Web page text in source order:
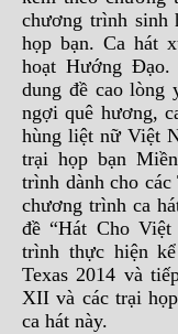
chương trình sinh
họp bạn. Ca hát
hoạt Hướng
dung đề cao lòng
ngợi quê hương,
hùng liệt nữ Việt
trại họp bạn
trình dành cho
chương trình ca
đề “Hát Cho
trình thực hiện
Texas 2014 và
XII và các trại
ca hát này.